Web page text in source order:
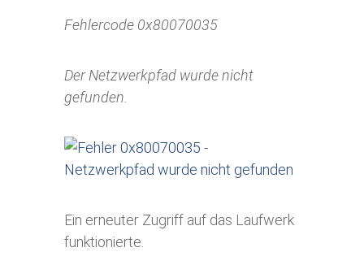
Fehlercode 0x80070035
Der Netzwerkpfad wurde nicht
gefunden.
Ein erneuter Zugriff auf das Laufwerk
funktionierte.